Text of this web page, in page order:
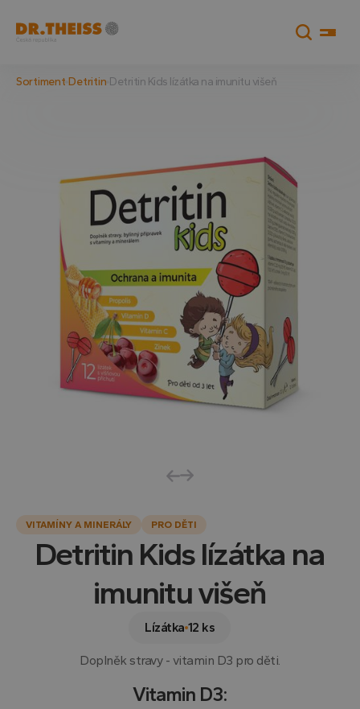
Sortiment Detritin Detritin Kids lízátka na imunitu višeň
VITAMÍNY A MINERÁLY PRO DĚTI
Detritin Kids lízátka na
imunitu višeň
Lízátka 12 ks
Doplněk stravy - vitamin D3 pro děti.
Vitamin D3: